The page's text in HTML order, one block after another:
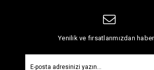
Yenilik ve fırsatlarımızdan